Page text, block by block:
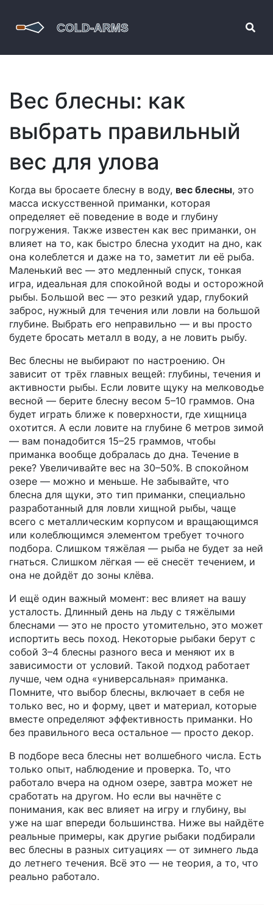
Вес блесны: как
выбрать правильный
вес для улова
Когда вы бросаете блесну в воду, вес блесны, это
масса искусственной приманки, которая
определяет её поведение в воде и глубину
погружения. Также известен как вес приманки, он
влияет на то, как быстро блесна уходит на дно, как
она колеблется и даже на то, заметит ли её рыба.
Маленький вес — это медленный спуск, тонкая
игра, идеальная для спокойной воды и осторожной
рыбы. Большой вес — это резкий удар, глубокий
заброс, нужный для течения или ловли на большой
глубине. Выбрать его неправильно — и вы просто
будете бросать металл в воду, а не ловить рыбу.
Вес блесны не выбирают по настроению. Он
зависит от трёх главных вещей: глубины, течения и
активности рыбы. Если ловите щуку на мелководье
весной — берите блесну весом 5–10 граммов. Она
будет играть ближе к поверхности, где хищница
охотится. А если ловите на глубине 6 метров зимой
— вам понадобится 15–25 граммов, чтобы
приманка вообще добралась до дна. Течение в
реке? Увеличивайте вес на 30–50%. В спокойном
озере — можно и меньше. Не забывайте, что
блесна для щуки, это тип приманки, специально
разработанный для ловли хищной рыбы, чаще
всего с металлическим корпусом и вращающимся
или колеблющимся элементом требует точного
подбора. Слишком тяжёлая — рыба не будет за ней
гнаться. Слишком лёгкая — её снесёт течением, и
она не дойдёт до зоны клёва.
И ещё один важный момент: вес влияет на вашу
усталость. Длинный день на льду с тяжёлыми
блеснами — это не просто утомительно, это может
испортить весь поход. Некоторые рыбаки берут с
собой 3–4 блесны разного веса и меняют их в
зависимости от условий. Такой подход работает
лучше, чем одна «универсальная» приманка.
Помните, что выбор блесны, включает в себя не
только вес, но и форму, цвет и материал, которые
вместе определяют эффективность приманки. Но
без правильного веса остальное — просто декор.
В подборе веса блесны нет волшебного числа. Есть
только опыт, наблюдение и проверка. То, что
работало вчера на одном озере, завтра может не
сработать на другом. Но если вы начнёте с
понимания, как вес влияет на игру и глубину, вы
уже на шаг впереди большинства. Ниже вы найдёте
реальные примеры, как другие рыбаки подбирали
вес блесны в разных ситуациях — от зимнего льда
до летнего течения. Всё это — не теория, а то, что
реально работало.